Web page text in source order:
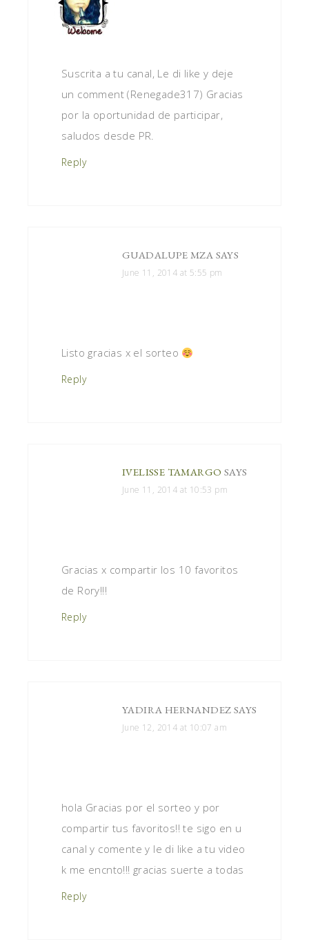
Suscrita a tu canal, Le di like y deje
un comment (Renegade317) Gracias
por la oportunidad de participar,
saludos desde PR.
Reply
GUADALUPE MZA SAYS
June 11, 2014 at 5:55 pm
Listo gracias x el sorteo
Reply
IVELISSE TAMARGO SAYS
June 11, 2014 at 10:53 pm
Gracias x compartir los 10 favoritos
de Rory!!!
Reply
YADIRA HERNANDEZ SAYS
June 12, 2014 at 10:07 am
hola Gracias por el sorteo y por
compartir tus favoritos!! te sigo en u
canal y comente y le di like a tu video
k me encnto!!! gracias suerte a todas
Reply